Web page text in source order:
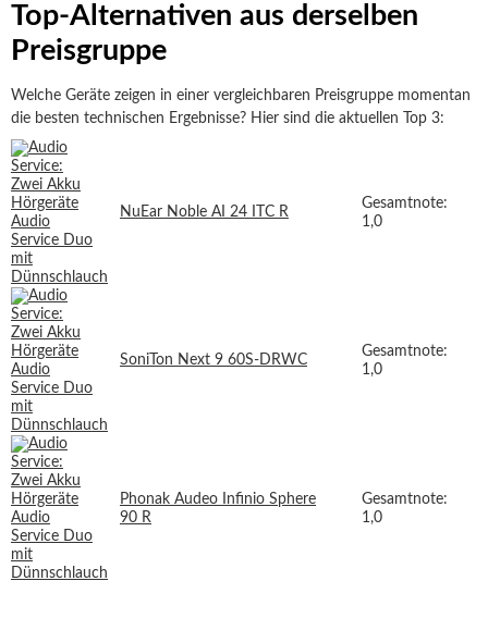
Top-Alternativen aus derselben
Preisgruppe
Welche Geräte zeigen in einer vergleichbaren Preisgruppe momentan
die besten technischen Ergebnisse? Hier sind die aktuellen Top 3:
NuEar Noble AI 24 ITC R
Gesamtnote:
1,0
SoniTon Next 9 60S-DRWC
Gesamtnote:
1,0
Phonak Audeo Infinio Sphere
90 R
Gesamtnote:
1,0